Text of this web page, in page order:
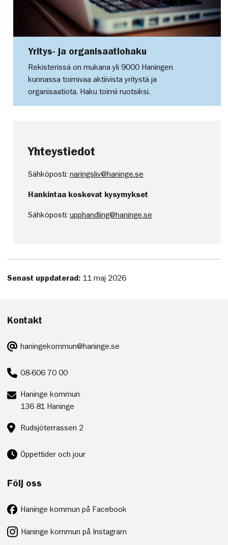
Yritys- ja organisaatiohaku
Rekisterissä on mukana yli 9000 Haningen
kunnassa toimivaa aktiivista yritystä ja
organisaatiota. Haku toimii ruotsiksi.
Yhteystiedot
Sähköposti:naringsliv@haninge.se
Hankintaa koskevat kysymykset
Sähköposti:upphandling@haninge.se
Senast uppdaterad: 11 maj 2026
Kontakt
E-
post:
haningekommun@haninge.se
Telefon:
08-606 70 00
Postadress:
Haninge kommun
136 81 Haninge
Besöksadress:
Rudsjöterrassen 2
Öppettider och jour
Följ oss
Haninge kommun på Facebook
Haninge kommun på Instagram